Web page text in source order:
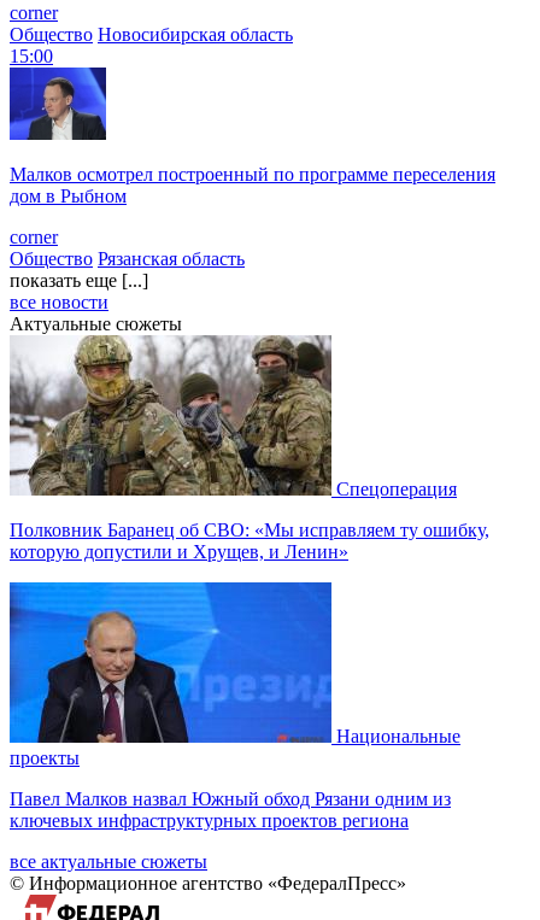
corner
Общество Новосибирская область
15:00
Малков осмотрел построенный по программе переселения
дом в Рыбном
corner
Общество Рязанская область
показать еще [...]
все новости
Актуальные сюжеты
Спецоперация
Полковник Баранец об СВО: «Мы исправляем ту ошибку,
которую допустили и Хрущев, и Ленин»
Национальные
проекты
Павел Малков назвал Южный обход Рязани одним из
ключевых инфраструктурных проектов региона
все актуальные сюжеты
© Информационное агентство «ФедералПресс»